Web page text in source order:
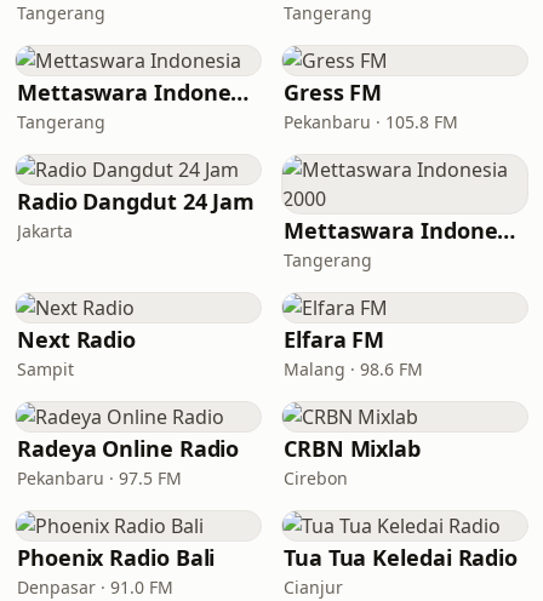
Tangerang Tangerang
Mettaswara Indonesia
Tangerang
Gress FM
Pekanbaru · 105.8 FM
Radio Dangdut 24 Jam
Jakarta Mettaswara Indonesia 2000
Tangerang
Next Radio
Sampit
Elfara FM
Malang · 98.6 FM
Radeya Online Radio
Pekanbaru · 97.5 FM
CRBN Mixlab
Cirebon
Phoenix Radio Bali
Denpasar · 91.0 FM
Tua Tua Keledai Radio
Cianjur